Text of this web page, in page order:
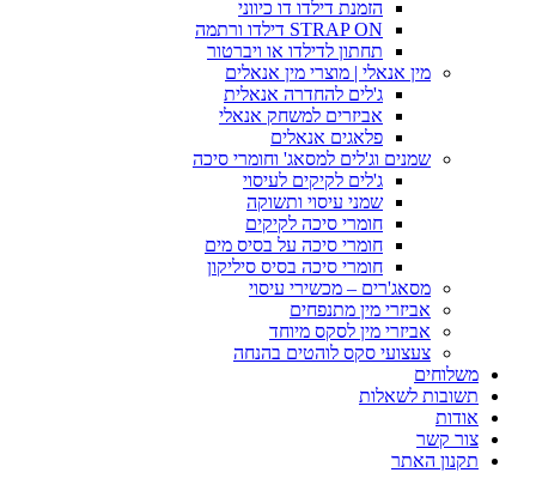
הזמנת דילדו דו כיווני
STRAP ON דילדו ורתמה
תחתון לדילדו או ויברטור
מין אנאלי | מוצרי מין אנאלים
ג'לים להחדרה אנאלית
אביזרים למשחק אנאלי
פלאגים אנאלים
שמנים וג'לים למסאג' וחומרי סיכה
ג'לים לקיקים לעיסוי
שמני עיסוי ותשוקה
חומרי סיכה לקיקים
חומרי סיכה על בסיס מים
חומרי סיכה בסיס סיליקון
מסאג'רים – מכשירי עיסוי
אביזרי מין מתנפחים
אביזרי מין לסקס מיוחד
צעצועי סקס לוהטים בהנחה
משלוחים
תשובות לשאלות
אודות
צור קשר
תקנון האתר